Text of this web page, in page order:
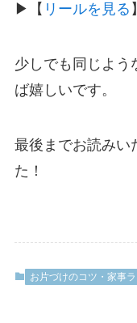
▶【 リールを見る 】
少しでも同じよう
ば嬉しいです。
最後までお読みい
た！
お片づけのコツ・家事ラ